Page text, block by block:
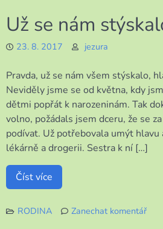
Už se nám
23. 8. 2017 jezura
Pravda, už se nám všem stýskalo,
Neviděly jsme se od května, kdy
dětmi popřát k narozeninám. Tak
volno, požádals jsem dceru, že se
podívat. Už potřebovala umýt hlavu
lékárně a drogerii. Sestra k ní […]
Číst více
RODINA
Zanechat komentář